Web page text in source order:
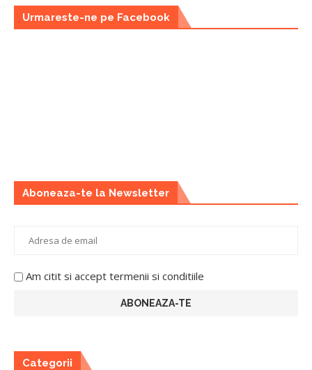
Urmareste-ne pe Facebook
Aboneaza-te la Newsletter
Am citit si accept termenii si conditiile
Categorii